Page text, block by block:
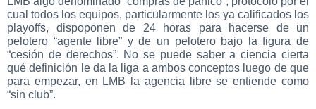
cual todos los equipos, particularmente los ya calificados los
playoffs, dispoponen de 24 horas para hacerse de un
pelotero “agente libre” y de un pelotero bajo la figura de
“cesión de derechos”. No se puede saber a ciencia cierta
qué definición le da la liga a ambos conceptos luego de que
para empezar, en LMB la agencia libre se entiende como
“sin club”.